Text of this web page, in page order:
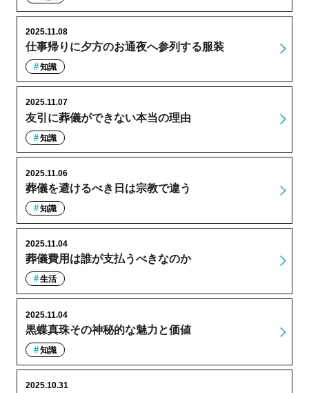
仕事帰りに夕方のお通夜へ参列する服装
2025.11.08
知識
友引に葬儀ができない本当の理由
2025.11.07
知識
葬儀を避けるべき日は宗教で違う
2025.11.06
知識
葬儀費用は誰が支払うべきなのか
2025.11.04
生活
黒蝶真珠その神秘的な魅力と価値
2025.11.04
知識
2025.10.31